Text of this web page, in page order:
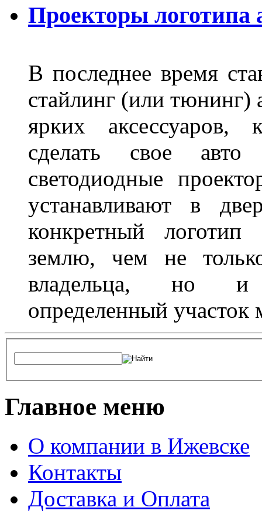
Проекторы логотипа
В последнее время
стайлинг (или тюнинг)
ярких аксессуаров,
сделать свое
светодиодные
устанавливают в
конкретный логотип
землю, чем не
владельца, но и
определенный участок
Главное меню
О компании в Ижевске
Контакты
Доставка и Оплата